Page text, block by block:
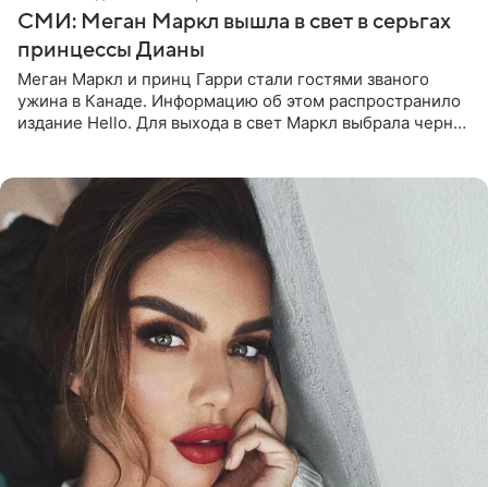
СМИ: Меган Маркл вышла в свет в серьгах
принцессы Дианы
Меган Маркл и принц Гарри стали гостями званого
ужина в Канаде. Информацию об этом распространило
издание Hello. Для выхода в свет Маркл выбрала черное